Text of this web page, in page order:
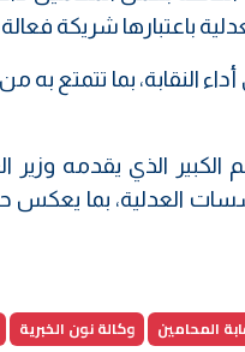
باعتبارها شريكة
النقابة، بما تتمتع به
الكبير الذي يقدمه
العدلية، بما يعكس
المحامين وكالة نون الخبرية